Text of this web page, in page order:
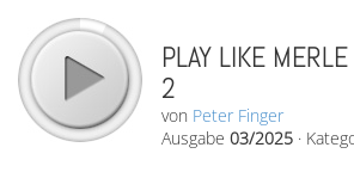
PLAY LIKE
2
von Peter Finger
Ausgabe 03/2025 ·